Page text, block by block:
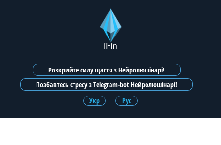
iFin
Розкрийте силу щастя з Нейролюшінарі!
Позбавтесь стресу з Telegram-bot Нейролюшінарі!
Укр
Рус